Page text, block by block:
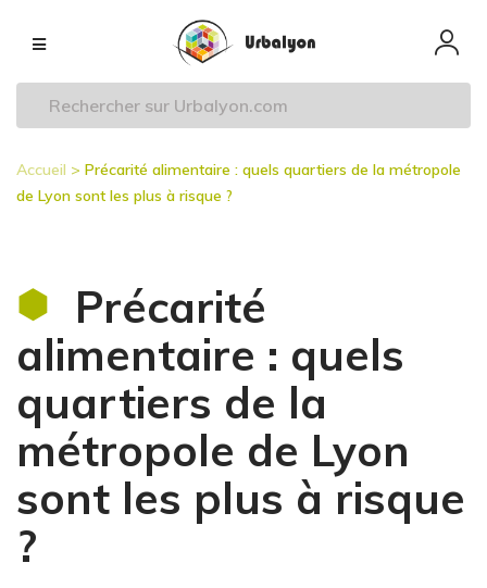
principal
Navigation
principale
Fil
Accueil
Précarité alimentaire : quels quartiers de la métropole
de Lyon sont les plus à risque ?
Précarité
alimentaire : quels
quartiers de la
métropole de Lyon
sont les plus à risque
?